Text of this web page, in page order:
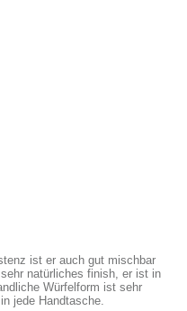
ist er auch gut mischbar
natürliches finish, er ist in
Würfelform ist sehr
jede Handtasche.